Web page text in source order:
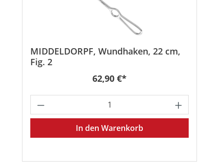
MIDDELDORPF, Wundhaken, 22 cm,
Fig. 2
Regulärer Preis:
62,90 €*
Produkt Anzahl: Gib den
In den Warenkorb